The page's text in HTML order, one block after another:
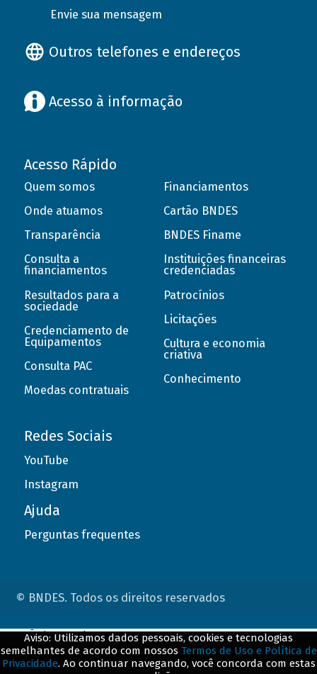
Envie sua mensagem
Outros telefones e endereços
Acesso à informação
Acesso Rápido
Quem somos
Onde atuamos
Transparência
Consulta a
financiamentos
Resultados para a
sociedade
Credenciamento de
Equipamentos
Consulta PAC
Moedas contratuais
Financiamentos
Cartão BNDES
BNDES Finame
Instituições financeiras
credenciadas
Patrocínios
Licitações
Cultura e economia
criativa
Conhecimento
Redes Sociais
YouTube
Instagram
Ajuda
Perguntas frequentes
© BNDES. Todos os direitos reservados
Aviso: Utilizamos dados pessoais, cookies e tecnologias
semelhantes de acordo com nossos Termos de Uso e Política de
Privacidade. Ao continuar navegando, você concorda com estas
ConteÃºdo complementar
${title}${badge}